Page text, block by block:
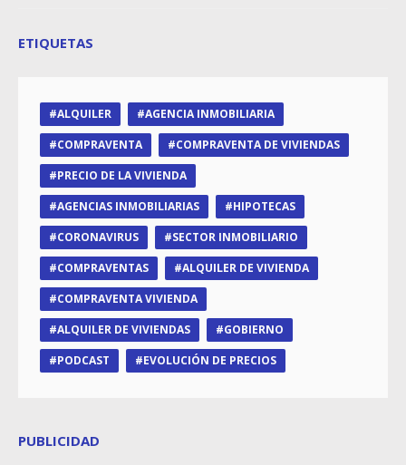
ETIQUETAS
ALQUILER
AGENCIA INMOBILIARIA
COMPRAVENTA
COMPRAVENTA DE VIVIENDAS
PRECIO DE LA VIVIENDA
AGENCIAS INMOBILIARIAS
HIPOTECAS
CORONAVIRUS
SECTOR INMOBILIARIO
COMPRAVENTAS
ALQUILER DE VIVIENDA
COMPRAVENTA VIVIENDA
ALQUILER DE VIVIENDAS
GOBIERNO
PODCAST
EVOLUCIÓN DE PRECIOS
PUBLICIDAD